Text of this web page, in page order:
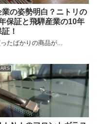
業の姿勢明白？ニトリの
保証と飛騨産業の10年
！
たばかりの商品が...